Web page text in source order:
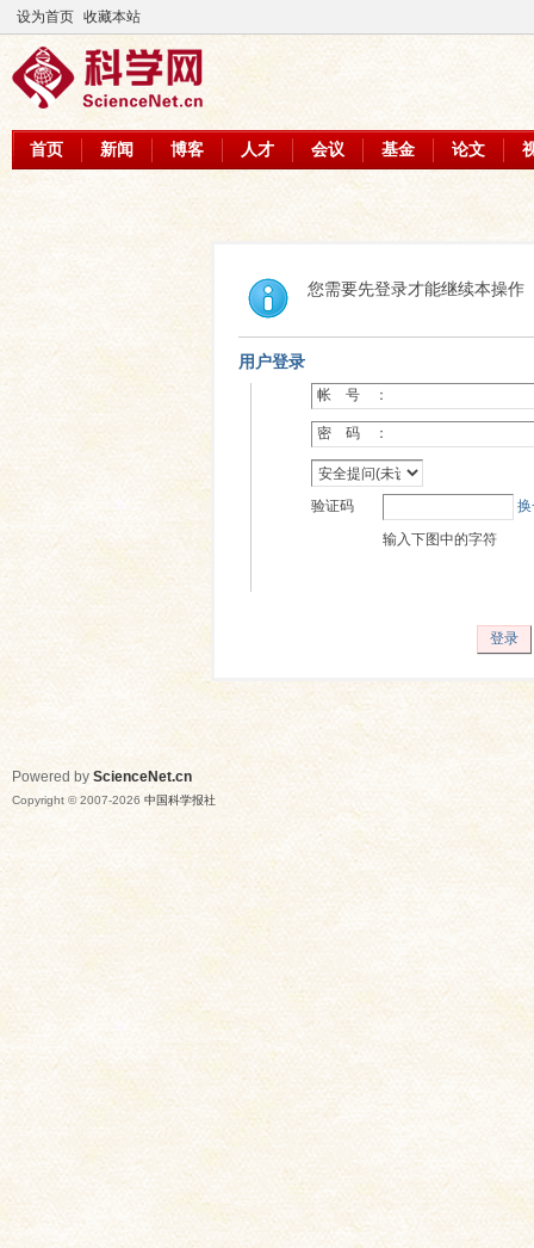
设为首页 收藏本站
首页 新闻 博客 人才 会议 基金 论文
您需要先登录才能继续本操作
用户登录
帐 号 ：
密 码 ：
验证码
输入下图中的字符
登录
Powered by ScienceNet.cn
Copyright © 2007-2026 中国科学报社